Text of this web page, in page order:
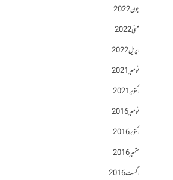
جون 2022
مئی 2022
اپریل 2022
نومبر 2021
اکتوبر 2021
نومبر 2016
اکتوبر 2016
ستمبر 2016
اگست 2016